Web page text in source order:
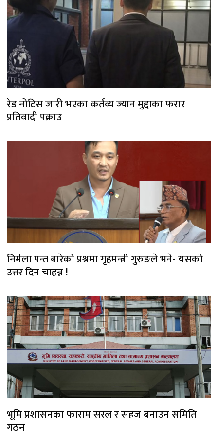
रेड नोटिस जारी भएका कर्तव्य ज्यान मुद्दाका फरार
प्रतिवादी पक्राउ
निर्मला पन्त बारेको प्रश्नमा गृहमन्त्री गुरुङले भने- यसको
उत्तर दिन चाहन्न !
भूमि प्रशासनका फाराम सरल र सहज बनाउन समिति
गठन